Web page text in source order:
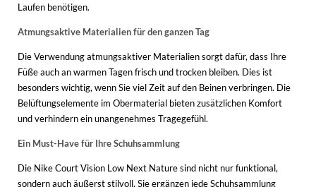
Laufen benötigen.
Atmungsaktive Materialien für den ganzen Tag
Die Verwendung atmungsaktiver Materialien sorgt dafür, dass Ihre
Füße auch an warmen Tagen frisch und trocken bleiben. Dies ist
besonders wichtig, wenn Sie viel Zeit auf den Beinen verbringen. Die
Belüftungselemente im Obermaterial bieten zusätzlichen Komfort
und verhindern ein unangenehmes Tragegefühl.
Ein Must-Have für Ihre Schuhsammlung
Die Nike Court Vision Low Next Nature sind nicht nur funktional,
sondern auch äußerst stilvoll. Sie ergänzen jede Schuhsammlung